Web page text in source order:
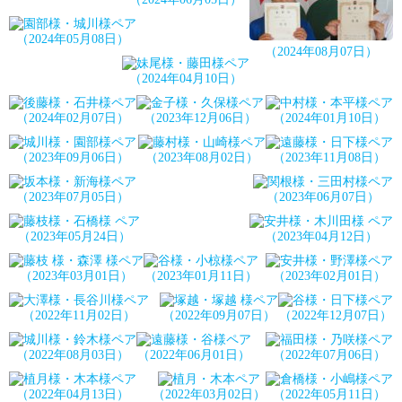
（2024年08月07日）
（2024年05月08日）
（2024年04月10日）
（2024年02月07日） （2024年01月10日）
（2023年12月06日）
（2023年11月08日）
（2023年09月06日） （2023年08月02日）
（2023年07月05日） （2023年06月07日）
（2023年05月24日） （2023年04月12日）
（2023年03月01日） （2023年02月01日）
（2023年01月11日）
（2022年12月07日）
（2022年11月02日） （2022年09月07日）
（2022年08月03日） （2022年07月06日）
（2022年06月01日）
（2022年05月11日）
（2022年04月13日） （2022年03月02日）